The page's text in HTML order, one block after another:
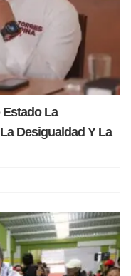
La
Desigualdad Y La